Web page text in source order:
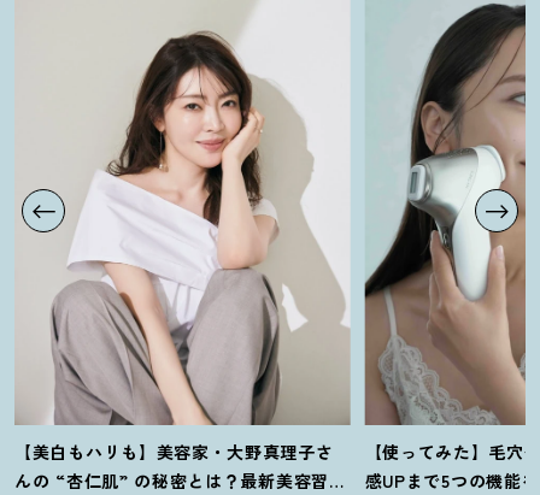
【美白もハリも】美容家・大野真理子さ
んの “杏仁肌” の秘密とは ？ 最新美容習慣
【使ってみた】毛穴
感UPまで5つの機能